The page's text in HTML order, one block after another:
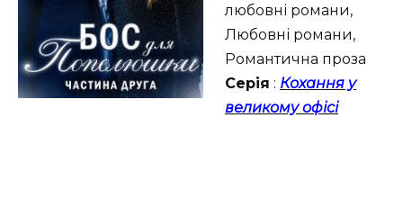
любовні романи,
Любовні романи,
Романтична проза
Серія : Кохання у
великому офісі